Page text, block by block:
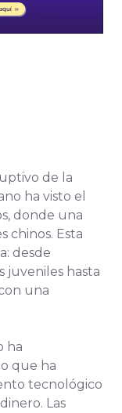
de la
ha visto el
donde una
chinos. Esta
desde
juveniles hasta
una
ha
que ha
tecnológico
Las